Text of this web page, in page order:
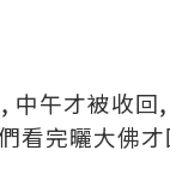
午才被收回
看完曬大佛